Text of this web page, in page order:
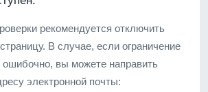
рекомендуется отключить
В случае, если ограничение
вы можете направить
электронной почты: